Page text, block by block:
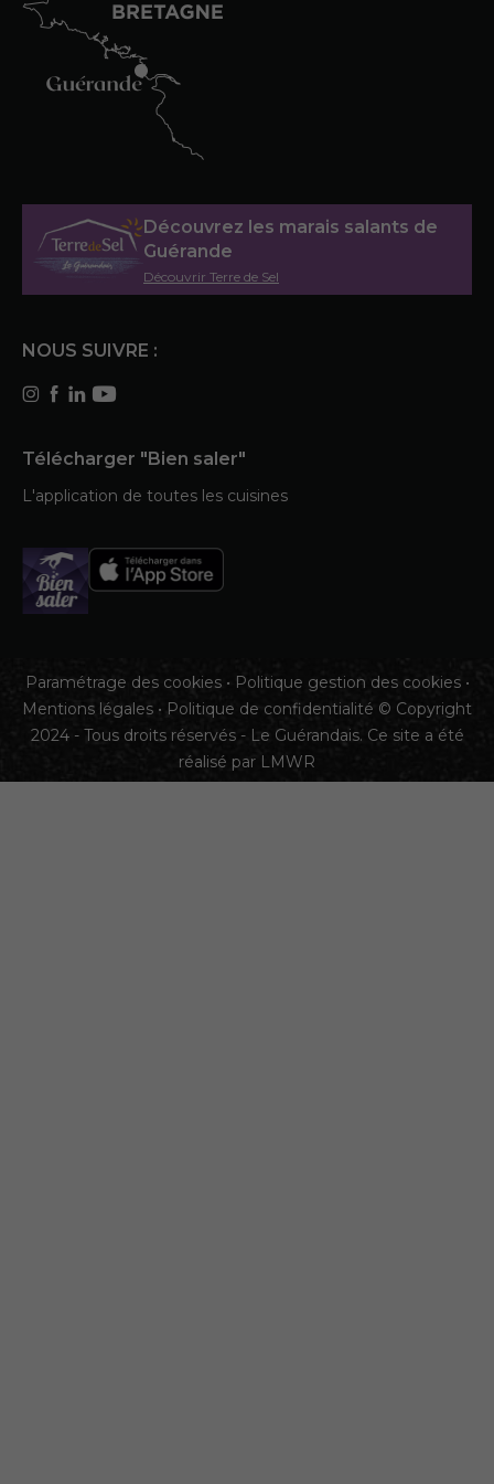
Découvrez les marais salants de
Guérande
Découvrir Terre de Sel
NOUS SUIVRE :
Télécharger "Bien saler"
L'application de toutes les cuisines
Paramétrage des cookies• Politique gestion des cookies•
Mentions légales • Politique de confidentialité © Copyright
2024 - Tous droits réservés - Le Guérandais. Ce site a été
réalisé par LMWR